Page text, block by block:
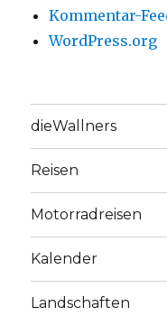
Kommentar-
WordPress.org
dieWallners
Reisen
Motorradreisen
Kalender
Landschaften